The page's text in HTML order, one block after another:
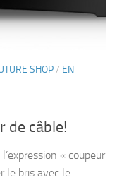
SHOP/ EN
de câble!
« coupeur
le bris avec le